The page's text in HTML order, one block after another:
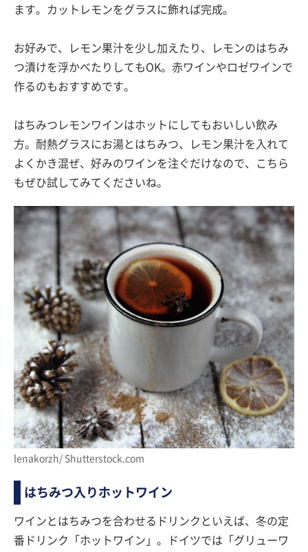
ます。カットレモンをグラスに飾れば完成。
お好みで、レモン果汁を少し加えたり、レモンのはちみ
つ漬けを浮かべたりしてもOK。赤ワインやロゼワインで
作るのもおすすめです。
はちみつレモンワインはホットにしてもおいしい飲み
方。耐熱グラスにお湯とはちみつ、レモン果汁を入れて
よくかき混ぜ、好みのワインを注ぐだけなので、こちら
もぜひ試してみてくださいね。
lenakorzh/ Shutterstock.com
はちみつ入りホットワイン
ワインとはちみつを合わせるドリンクといえば、冬の定
番ドリンク「ホットワイン」。ドイツでは「グリューワ